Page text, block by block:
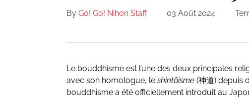
By Go! Go! Nihon Staff 03 Août 2024
Le bouddhisme est l’une des deux principales
avec son homologue, leshintōisme (神道) depuis
bouddhisme a été officiellement introduit au